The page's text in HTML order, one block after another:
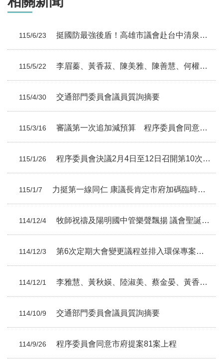
115/6/23 挺國防最強後盾！高雄市議會赴台中清泉崗勞軍 慰問空軍第三聯隊官兵辛勞
115/5/22 李眉蓁、黃香菽、陳美雅、陳善慧、何權峰、李亞築議員總質詢摘要
115/4/30 交通部門委員會議員質詢摘要
115/3/16 審議第一次追加減預算 程序委員會同意變更議程草案
115/1/26 程序委員會決議2月4日至12日召開第10次臨時會
115/1/7 力挺第一線同仁 康議長肯定市府加碼臨時人員清潔獎金至8,000元
114/12/4 牧師祝禱及陽明國中管樂聲飄揚 議會聖誕樹溫暖點燈
114/12/3 第6次定期大會變更議程並排入環保專案報告
114/12/1 李雅慧、黃秋媖、陸淑美、蔡金晏、黃香菽、李眉蓁議員總質詢摘要
114/10/9 交通部門委員會議員質詢摘要
114/9/26 程序委員會同意市府提案81案上程